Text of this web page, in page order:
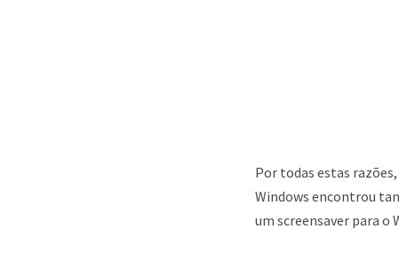
Por todas estas
Windows encontrou
um screensaver para o